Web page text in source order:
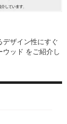
デザイン性にすぐ
ウッド をご紹介し